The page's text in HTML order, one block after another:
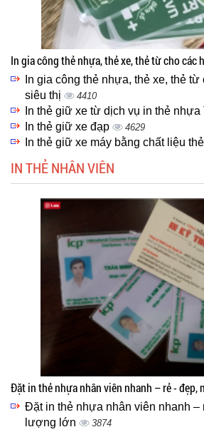
In gia công thẻ nhựa, thẻ xe, thẻ từ cho các
In gia công thẻ nhựa, thẻ xe, thẻ từ
siêu thị
4410
In thẻ giữ xe từ dịch vụ in thẻ nhựa
In thẻ giữ xe đạp 4629
In thẻ giữ xe máy bằng chất liệu
IN THẺ NHÂN VIÊN
Đặt in thẻ nhựa nhân viên nhanh – rẻ - đẹp,
Đặt in thẻ nhựa nhân viên nhanh –
lượng lớn
3874